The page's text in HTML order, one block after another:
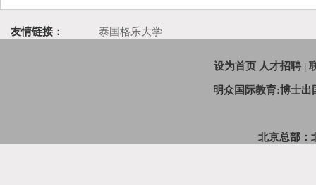
友情链接： 泰国格乐大学
设为首页 人才招聘 |
明众国际教育:博士出
北京总部：